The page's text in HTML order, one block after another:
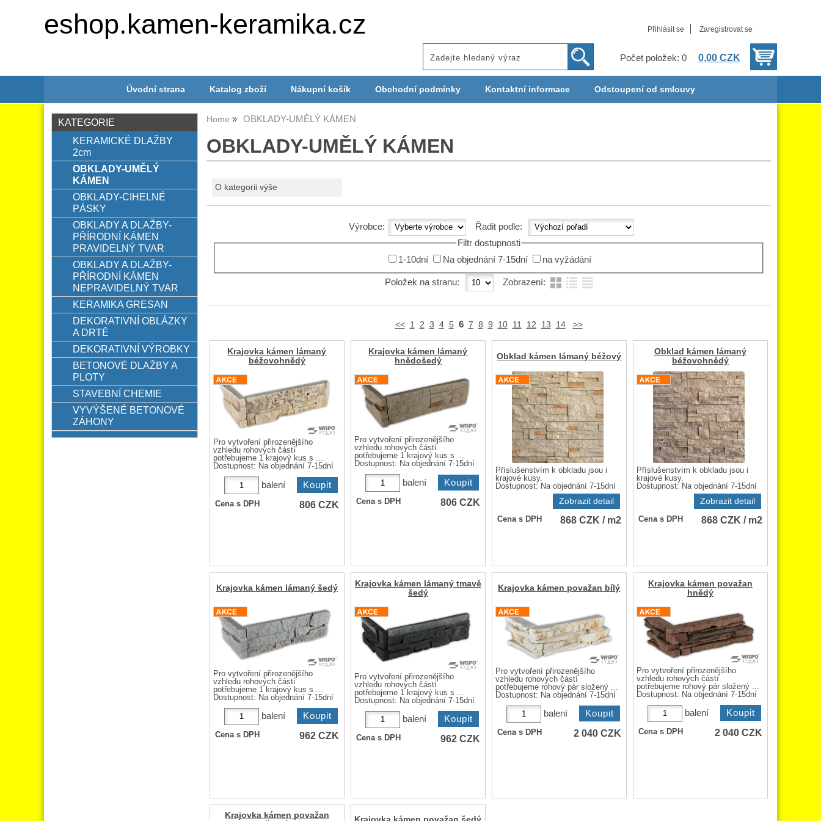
Přihlásit se Zaregistrovat se
Počet položek: 0 0,00 CZK
eshop.kamen-keramika.cz
Úvodní strana Katalog zboží Nákupní košík Obchodní podmínky Kontaktní informace Odstoupení od smlouvy
Home OBKLADY-UMĚLÝ KÁMEN
OBKLADY-UMĚLÝ KÁMEN
O kategorii výše
Výrobce:
Řadit podle:
Filtr dostupnosti
1-10dní
Na objednání 7-15dní na vyžádání
Položek na stranu: Zobrazení:
<< 1 2 3 4 5 6 7 8 9 10 11 12 13 14 >>
Krajovka kámen lámaný
béžovohnědý
Pro vytvoření přirozenějšího
vzhledu rohových částí
potřebujeme 1 krajový kus s ...
Dostupnost: Na objednání 7-15dní
balení
Cena s DPH 806 CZK
Krajovka kámen lámaný
hnědošedý
Pro vytvoření přirozenějšího
vzhledu rohových částí
potřebujeme 1 krajový kus s ...
Dostupnost: Na objednání 7-15dní
balení
Cena s DPH 806 CZK
Obklad kámen lámaný béžový
Příslušenstvím k obkladu jsou i
krajové kusy.
Dostupnost: Na objednání 7-15dní
Zobrazit detail
Cena s DPH 868 CZK / m2
Obklad kámen lámaný
béžovohnědý
Příslušenstvím k obkladu jsou i
krajové kusy.
Dostupnost: Na objednání 7-15dní
Zobrazit detail
Cena s DPH 868 CZK / m2
Krajovka kámen lámaný šedý
Pro vytvoření přirozenějšího
vzhledu rohových částí
potřebujeme 1 krajový kus s ...
Dostupnost: Na objednání 7-15dní
balení
Cena s DPH 962 CZK
Krajovka kámen lámaný tmavě
šedý
Pro vytvoření přirozenějšího
vzhledu rohových částí
potřebujeme 1 krajový kus s ...
Dostupnost: Na objednání 7-15dní
balení
Cena s DPH 962 CZK
Krajovka kámen považan bílý
Pro vytvoření přirozenějšího
vzhledu rohových částí
potřebujeme rohový pár složený ...
Dostupnost: Na objednání 7-15dní
balení
Cena s DPH 2 040 CZK
Krajovka kámen považan
hnědý
Pro vytvoření přirozenějšího
vzhledu rohových částí
potřebujeme rohový pár složený ...
Dostupnost: Na objednání 7-15dní
balení
Cena s DPH 2 040 CZK
Krajovka kámen považan
KATEGORIE
KERAMICKÉ DLAŽBY
2cm
OBKLADY-UMĚLÝ
KÁMEN
OBKLADY-CIHELNÉ
PÁSKY
OBKLADY A DLAŽBY-
PŘÍRODNÍ KÁMEN
PRAVIDELNÝ TVAR
OBKLADY A DLAŽBY-
PŘÍRODNÍ KÁMEN
NEPRAVIDELNÝ TVAR
KERAMIKA GRESAN
DEKORATIVNÍ OBLÁZKY
A DRTĚ
DEKORATIVNÍ VÝROBKY
BETONOVÉ DLAŽBY A
PLOTY
STAVEBNÍ CHEMIE
VYVÝŠENÉ BETONOVÉ
ZÁHONY